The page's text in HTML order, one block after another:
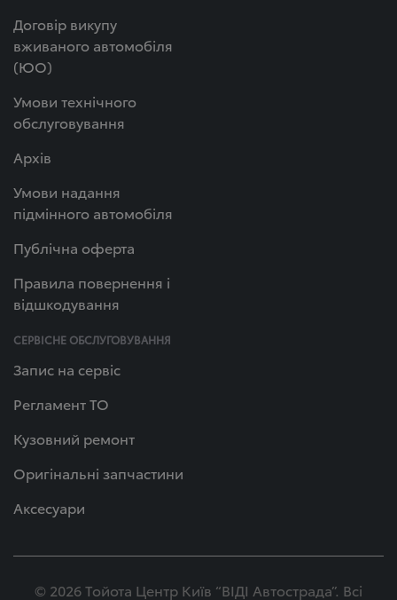
Договір викупу
вживаного автомобіля
(ЮО)
Умови технічного
обслуговування
Архів
Умови надання
підмінного автомобіля
Публічна оферта
Правила повернення і
відшкодування
СЕРВІСНЕ ОБСЛУГОВУВАННЯ
Запис на сервіс
Регламент ТО
Кузовний ремонт
Оригінальні запчастини
Аксесуари
© 2026 Тойота Центр Київ “ВІДІ Автострада”. Всі